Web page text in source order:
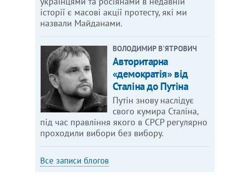
історії є масові акції протесту, які ми
назвали Майданами.
ВОЛОДИМИР В'ЯТРОВИЧ
Авторитарна
«демократія» від
Сталіна до Путіна
Путін знову наслідує
свого кумира Сталіна,
під час правління якого в СРСР регулярно
проходили вибори без вибору.
Все записи блогов